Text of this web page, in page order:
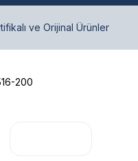
ve Orijinal Ürünler
200